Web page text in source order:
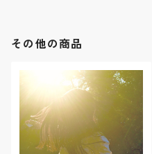
その他の商品